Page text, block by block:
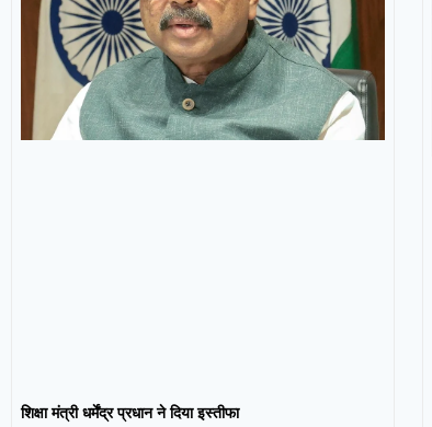
शिक्षा मंत्री धर्मेंद्र प्रधान ने दिया इस्तीफा